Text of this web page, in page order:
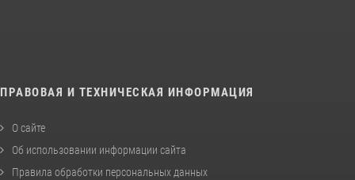
ПРАВОВАЯ И ТЕХНИЧЕСКАЯ ИНФОРМАЦИЯ
О сайте
Об использовании информации сайта
Правила обработки персональных данных